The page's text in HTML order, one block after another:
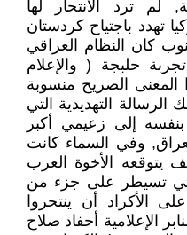
لم ترد الانتحار لها
تهدد باجتياح كردستان
كان النظام العراقي
حلبجة ( والإعلام
المعنى الصريح منسوبة
التهديدية التي
إلى زعيمي أكبر
وفي السماء كانت
يتوقعه الأخوة العرب
تسيطر على جزء من
الأكراد أن ينتحروا
الإعلامية أحفاد صلاح